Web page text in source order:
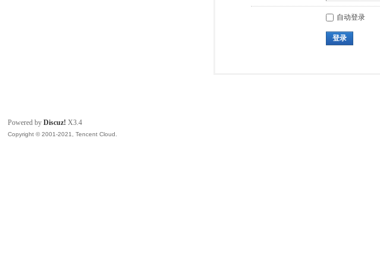
自动登录
登录
Powered byDiscuz! X3.4
Copyright © 2001-2021, Tencent Cloud.